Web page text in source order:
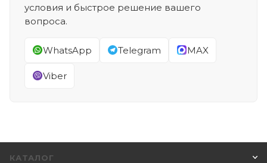
условия и быстрое решение вашего
вопроса.
WhatsApp Telegram MAX
Viber
КАТАЛОГ